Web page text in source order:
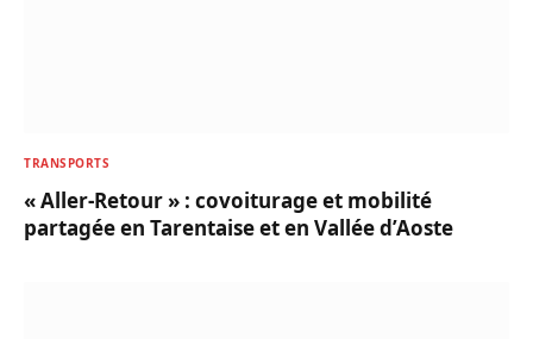
TRANSPORTS
« Aller-Retour » : covoiturage et mobilité
partagée en Tarentaise et en Vallée d’Aoste